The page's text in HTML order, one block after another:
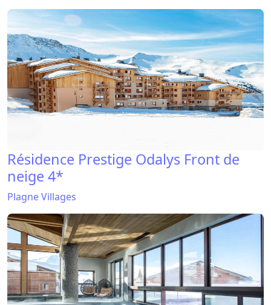
Résidence Prestige Odalys Front de
neige 4*
Plagne Villages